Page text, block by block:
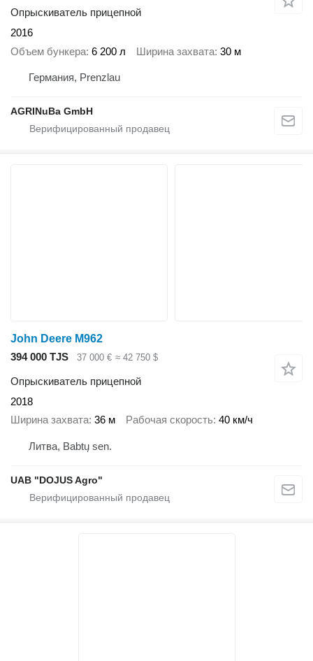
Опрыскиватель прицепной
2016
Объем бункера 6 200 л Ширина захвата 30 м
Германия, Prenzlau
AGRINuBa GmbH
John Deere M962
394 000 TJS
37 000 € ≈ 42 750 $
Опрыскиватель прицепной
2018
Ширина захвата 36 м Рабочая скорость 40 км/ч
Литва, Babtų sen.
UAB "DOJUS Agro"